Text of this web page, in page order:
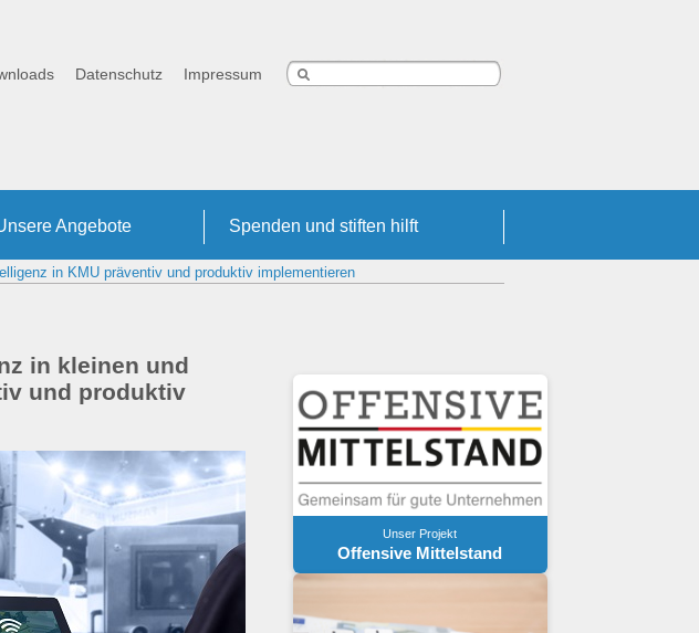
Datenschutz Impressum
Angebote Spenden und stiften hilft
in KMU präventiv und produktiv implementieren
in kleinen und
und produktiv
Unser Projekt
Offensive Mittelstand